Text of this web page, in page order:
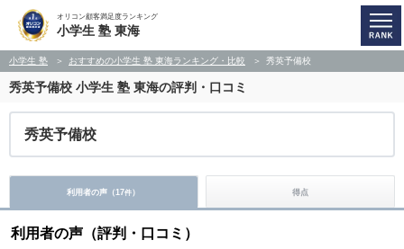
オリコン顧客満足度ランキング
小学生 塾 東海
小学生 塾 おすすめの小学生 塾 東海ランキング・比較 秀英予備校
秀英予備校 小学生 塾 東海の評判・口コミ
秀英予備校
利用者の声（17件） 得点
利用者の声（評判・口コミ）